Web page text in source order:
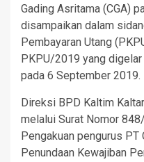
Gading Asritama (CGA)
disampaikan dalam
Pembayaran Utang
PKPU/2019 yang
pada 6 September 2019.
Direksi BPD Kaltim
melalui Surat Nomor
Pengakuan pengurus
Penundaan Kewajiban